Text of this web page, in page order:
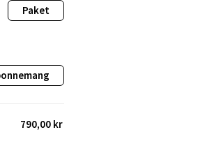
Paket
790,00 kr